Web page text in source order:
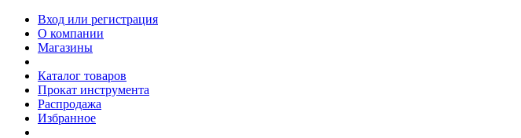
Вход или регистрация
О компании
Магазины
Каталог товаров
Прокат инструмента
Распродажа
Избранное